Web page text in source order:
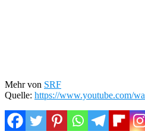
Mehr von SRF
Quelle: https://www.youtube.com/